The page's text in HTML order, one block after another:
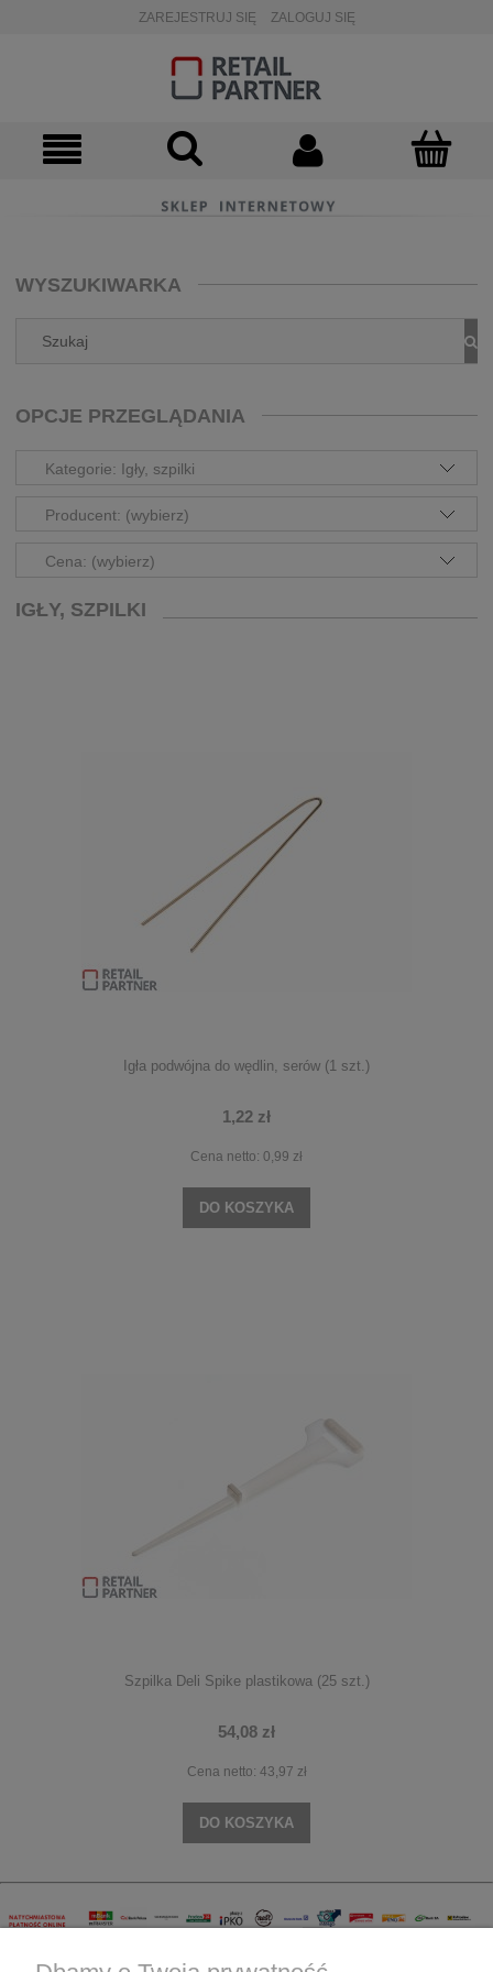
ZAREJESTRUJ SIĘ ZALOGUJ SIĘ
WYSZUKIWARKA
OPCJE PRZEGLĄDANIA
Kategorie: Igły, szpilki
Producent: (wybierz)
Cena: (wybierz)
IGŁY, SZPILKI
Igła podwójna do wędlin, serów (1 szt.)
1,22 zł
Cena netto: 0,99 zł
DO KOSZYKA
Szpilka Deli Spike plastikowa (25 szt.)
54,08 zł
Cena netto: 43,97 zł
DO KOSZYKA